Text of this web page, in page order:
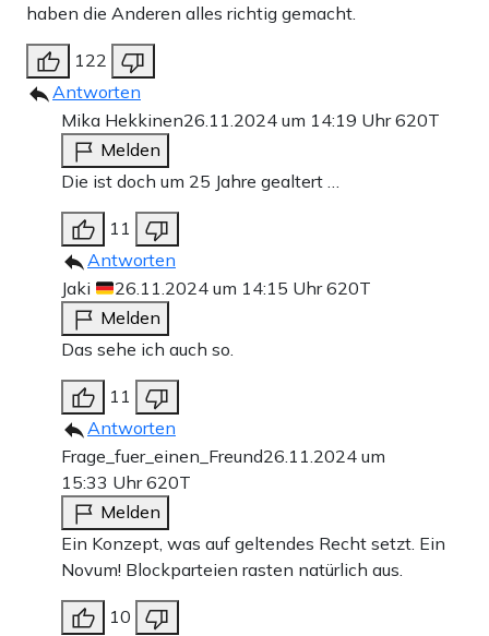
haben die Anderen alles richtig gemacht.
122
Antworten
Mika Hekkinen26.11.2024 um 14:19 Uhr620T
Melden
Die ist doch um 25 Jahre gealtert …
11
Antworten
Jaki
26.11.2024 um 14:15 Uhr620T
Melden
Das sehe ich auch so.
11
Antworten
Frage_fuer_einen_Freund26.11.2024 um
15:33 Uhr620T
Melden
Ein Konzept, was auf geltendes Recht setzt. Ein
Novum! Blockparteien rasten natürlich aus.
10